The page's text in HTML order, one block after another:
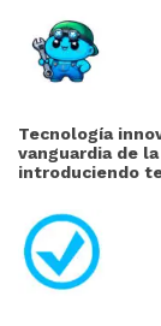
Tecnología
vanguardia de
introduciendo